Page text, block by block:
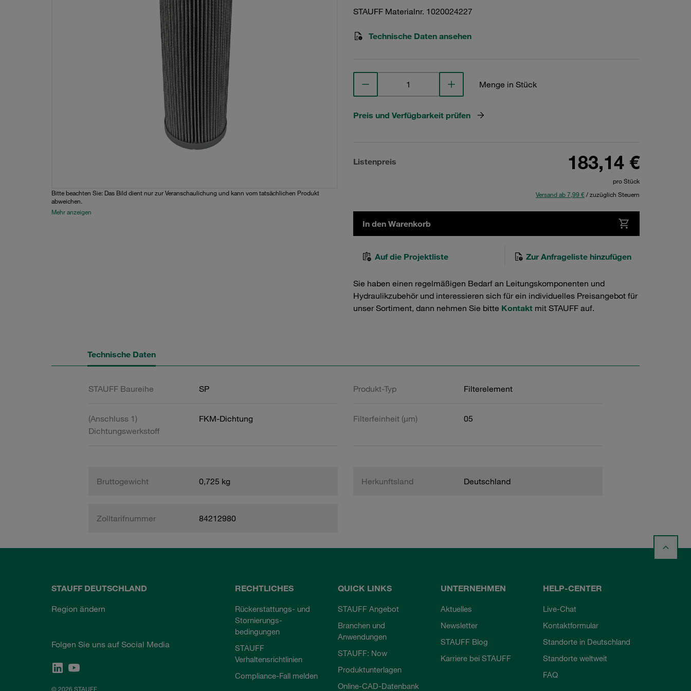
Bitte beachten Sie: Das Bild dient nur zur Veranschaulichung und kann vom tatsächlichen Produkt
abweichen.
Mehr anzeigen
STAUFF Materialnr. 1020024227
Technische Daten ansehen
Menge in Stück
Preis und Verfügbarkeit prüfen
Listenpreis 183,14 €
pro Stück
Versand ab 7,99 €/ zuzüglich Steuern
In den Warenkorb
Auf die Projektliste Zur Anfrageliste hinzufügen
Sie haben einen regelmäßigen Bedarf an Leitungskomponenten und
Hydraulikzubehör und interessieren sich für ein individuelles Preisangebot für
unser Sortiment, dann nehmen Sie bitte Kontakt mit STAUFF auf.
Technische Daten
STAUFF Baureihe SP Produkt-Typ Filterelement
(Anschluss 1)
Dichtungswerkstoff
FKM-Dichtung Filterfeinheit (µm) 05
Bruttogewicht 0,725 kg Herkunftsland Deutschland
Zolltarifnummer 84212980
STAUFF DEUTSCHLAND
Region ändern
Folgen Sie uns auf Social Media
© 2026 STAUFF
RECHTLICHES
Rückerstattungs- und
Stornierungs-
bedingungen
STAUFF
Verhaltensrichtlinien
Compliance-Fall melden
QUICK LINKS
STAUFF Angebot
Branchen und
Anwendungen
STAUFF: Now
Produktunterlagen
Online-CAD-Datenbank
UNTERNEHMEN
Aktuelles
Newsletter
STAUFF Blog
Karriere bei STAUFF
HELP-CENTER
Live-Chat
Kontaktformular
Standorte in Deutschland
Standorte weltweit
FAQ